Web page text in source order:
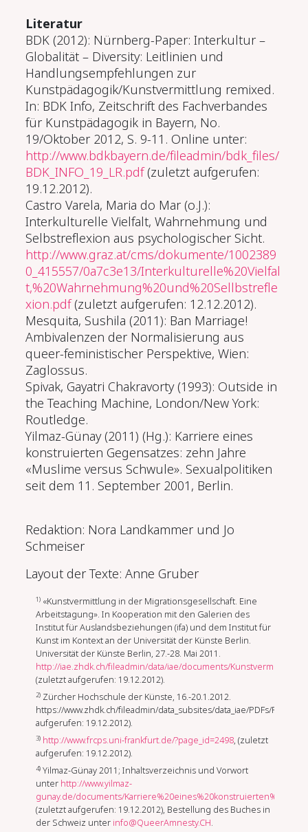
Literatur
BDK (2012): Nürnberg-Paper: Interkultur –
Globalität – Diversity: Leitlinien und
Handlungsempfehlungen zur
Kunstpädagogik/Kunstvermittlung remixed.
In: BDK Info, Zeitschrift des Fachverbandes
für Kunstpädagogik in Bayern, No.
19/Oktober 2012, S. 9-11. Online unter:
http://www.bdkbayern.de/fileadmin/bdk_files/
BDK_INFO_19_LR.pdf(zuletzt aufgerufen:
19.12.2012).
Castro Varela, Maria do Mar (o.J.):
Interkulturelle Vielfalt, Wahrnehmung und
Selbstreflexion aus psychologischer Sicht.
http://www.graz.at/cms/dokumente/1002389
0_415557/0a7c3e13/Interkulturelle%20Vielfal
t,%20Wahrnehmung%20und%20Sellbstrefle
xion.pdf(zuletzt aufgerufen: 12.12.2012).
Mesquita, Sushila (2011): Ban Marriage!
Ambivalenzen der Normalisierung aus
queer-feministischer Perspektive, Wien:
Zaglossus.
Spivak, Gayatri Chakravorty (1993): Outside in
the Teaching Machine, London/New York:
Routledge.
Yilmaz-Günay (2011) (Hg.): Karriere eines
konstruierten Gegensatzes: zehn Jahre
«Muslime versus Schwule». Sexualpolitiken
seit dem 11. September 2001, Berlin.
Redaktion: Nora Landkammer und Jo
Schmeiser
Layout der Texte: Anne Gruber
1) «Kunstvermittlung in der Migrationsgesellschaft. Eine
Arbeitstagung». In Kooperation mit den Galerien des
Institut für Auslandsbeziehungen (ifa) und dem Institut für
Kunst im Kontext an der Universität der Künste Berlin.
Universität der Künste Berlin, 27.-28. Mai 2011.
http://iae.zhdk.ch/fileadmin/data/iae/documents/
(zuletzt aufgerufen: 19.12.2012).
2) Zürcher Hochschule der Künste, 16.-20.1.2012.
https://www.zhdk.ch/fileadmin/data_subsites/data_iae/PDFs/
aufgerufen: 19.12.2012).
3) http://www.frcps.uni-frankfurt.de/?page_id=2498, (zuletzt
aufgerufen: 19.12.2012).
4)Yilmaz-Günay 2011; Inhaltsverzeichnis und Vorwort
unter http://www.yilmaz-
gunay.de/documents/
(zuletzt aufgerufen: 19.12.2012), Bestellung des Buches in
der Schweiz unter info@QueerAmnesty.CH.